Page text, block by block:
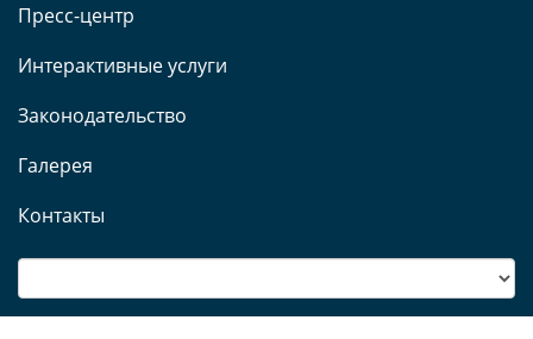
Пресс-центр
Интерактивные услуги
Законодательство
Галерея
Контакты